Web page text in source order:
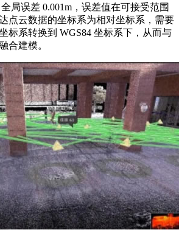
局误差 0.001m，误差值在可接受范围
点云数据的坐标系为相对坐标系，需要
标系转换到 WGS84 坐标系下，从而与
合建模。